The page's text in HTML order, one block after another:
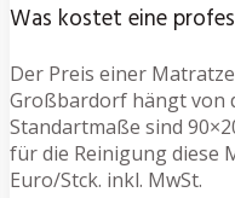
Was kostet eine
Der Preis einer
Großbardorf hängt von
Standartmaße sind
für die Reinigung diese
Euro/Stck. inkl. MwSt.